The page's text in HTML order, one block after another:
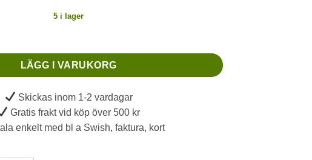
5 i lager
mängd
LÄGG I VARUKORG
Skickas inom 1-2 vardagar
Gratis frakt vid köp över 500 kr
enkelt med bl a Swish, faktura, kort